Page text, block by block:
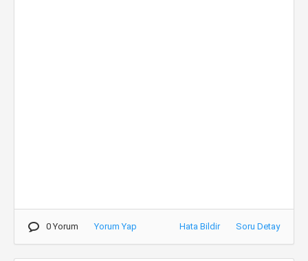
0 Yorum Yorum Yap Hata Bildir Soru Detay